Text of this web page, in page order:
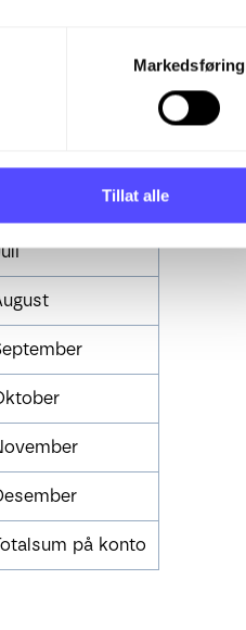
Markedsføring
Tillat alle
på konto